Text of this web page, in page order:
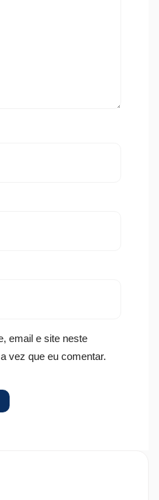
email e site neste
vez que eu comentar.